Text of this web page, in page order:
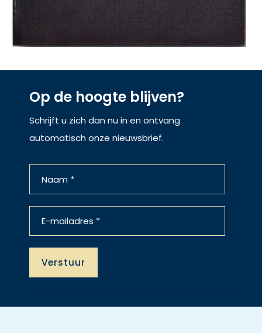
Op de hoogte blijven?
Schrijft u zich dan nu in en ontvang
automatisch onze nieuwsbrief.